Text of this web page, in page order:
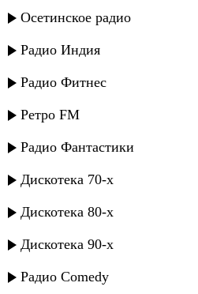
Осетинское радио
Радио Индия
Радио Фитнес
Ретро FM
Радио Фантастики
Дискотека 70-х
Дискотека 80-х
Дискотека 90-х
Радио Comedy
Али Набиев - Яд
Загир Магомедов - Моя
Dag Style - Двигайте
Магомедрасул
Ахмед Ахмедов -
Алик Шах-Мурадов -